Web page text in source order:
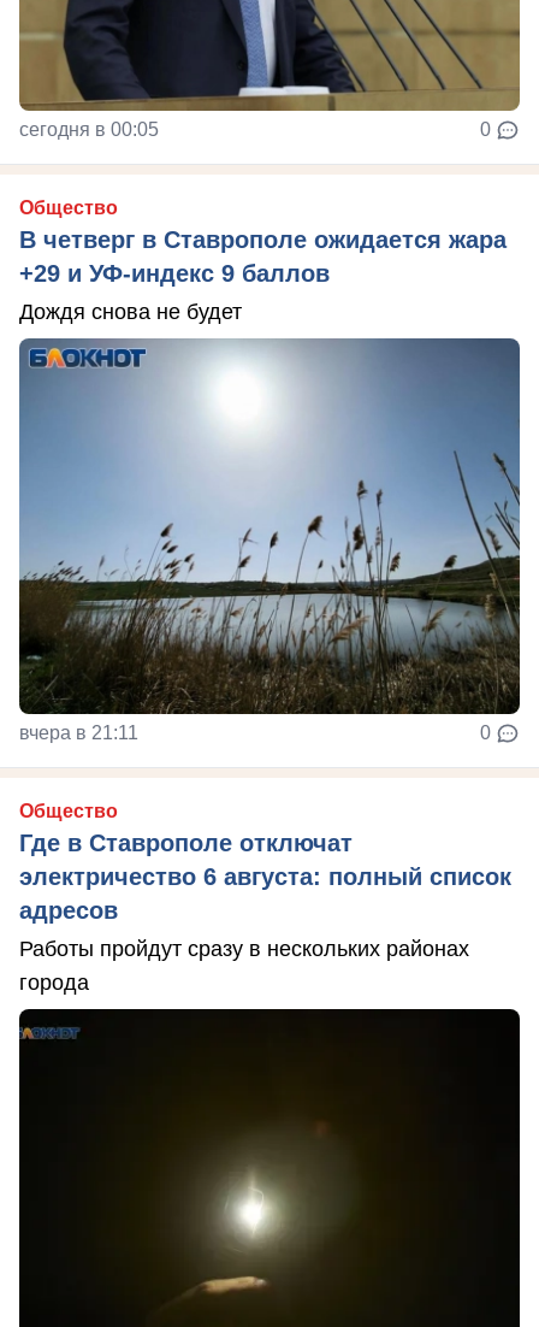
сегодня в 00:05 0
Общество
В четверг в Ставрополе ожидается жара
+29 и УФ-индекс 9 баллов
Дождя снова не будет
вчера в 21:11 0
Общество
Где в Ставрополе отключат
электричество 6 августа: полный список
адресов
Работы пройдут сразу в нескольких районах
города